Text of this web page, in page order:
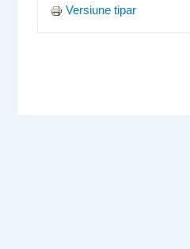
Versiune tipar